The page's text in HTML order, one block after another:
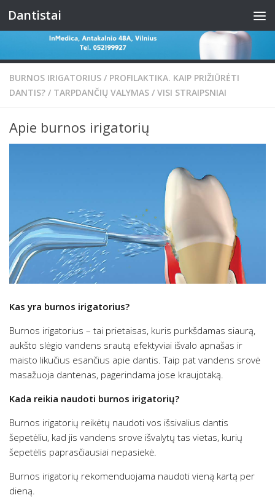
Skip to content
Dantistai
BURNOS IRIGATORIUS / PROFILAKTIKA. KAIP PRIŽIŪRĖTI
DANTIS? / TARPDANČIŲ VALYMAS / VISI STRAIPSNIAI
Apie burnos irigatorių
Kas yra burnos irigatorius?
Burnos irigatorius – tai prietaisas, kuris purkšdamas siaurą,
aukšto slėgio vandens srautą efektyviai išvalo apnašas ir
maisto likučius esančius apie dantis. Taip pat vandens srovė
masažuoja dantenas, pagerindama jose kraujotaką.
Kada reikia naudoti burnos irigatorių?
Burnos irigatorių reikėtų naudoti vos išsivalius dantis
šepetėliu, kad jis vandens srove išvalytų tas vietas, kurių
šepetėlis paprasčiausiai nepasiekė.
Burnos irigatorių rekomenduojama naudoti vieną kartą per
dieną.